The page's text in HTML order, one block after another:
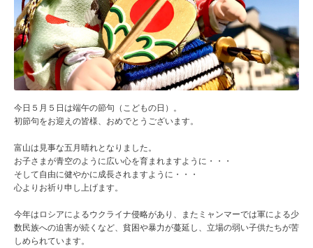
今日５月５日は端午の節句（こどもの日）。
初節句をお迎えの皆様、おめでとうございます。
富山は見事な五月晴れとなりました。
お子さまが青空のように広い心を育まれますように・・・
そして自由に健やかに成長されますように・・・
心よりお祈り申し上げます。
今年はロシアによるウクライナ侵略があり、またミャンマーでは軍による少
数民族への迫害が続くなど、貧困や暴力が蔓延し、立場の弱い子供たちが苦
しめられています。